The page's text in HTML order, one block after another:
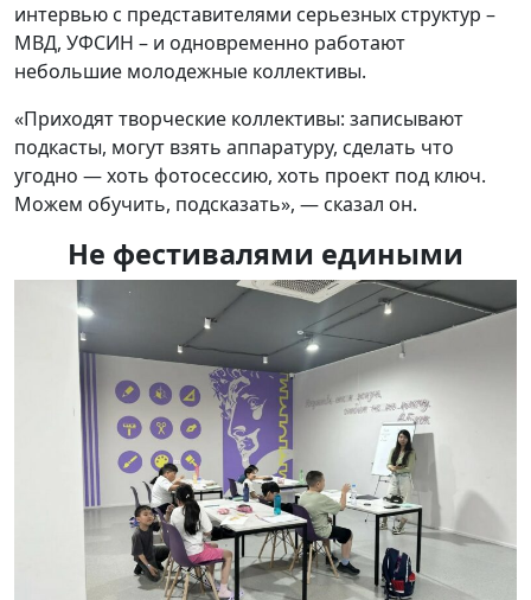
интервью с представителями серьезных структур –
МВД, УФСИН – и одновременно работают
небольшие молодежные коллективы.
«Приходят творческие коллективы: записывают
подкасты, могут взять аппаратуру, сделать что
угодно — хоть фотосессию, хоть проект под ключ.
Можем обучить, подсказать», — сказал он.
Не фестивалями едиными